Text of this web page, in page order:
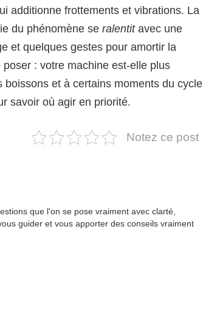
additionne frottements et vibrations. La
du phénomène se ralentitavec une
et quelques gestes pour amortir la
: votre machine est-elle plus
et à certains moments du cycle
savoir où agir en priorité.
Notez ce post
que l'on se pose vraiment avec clarté,
guider et vous apporter des conseils vraiment